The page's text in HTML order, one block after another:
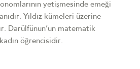
yetişmesinde emeği
Yıldız kümeleri üzerine
Darülfünun’un matematik
öğrencisidir.